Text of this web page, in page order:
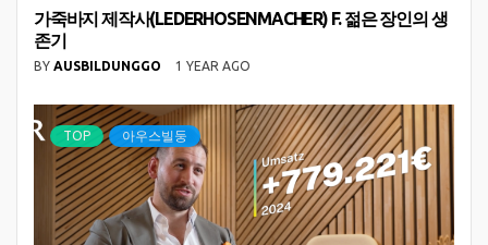
가죽바지 제작사(LEDERHOSENMACHER) F. 젊은 장인의 생
존기
BY AUSBILDUNGGO 1 YEAR AGO
TOP 아우스빌둥